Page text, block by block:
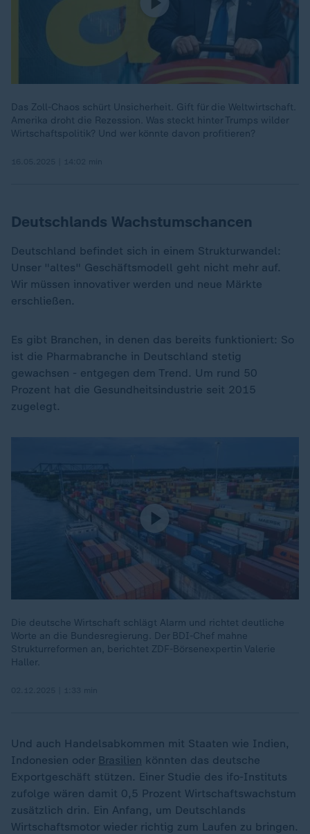
Das Zoll-Chaos schürt Unsicherheit. Gift für die Weltwirtschaft.
Amerika droht die Rezession. Was steckt hinter Trumps wilder
Wirtschaftspolitik? Und wer könnte davon profitieren?
Deutschlands Wachstumschancen
Deutschland befindet sich in einem Strukturwandel:
Unser "altes" Geschäftsmodell geht nicht mehr auf.
Wir müssen innovativer werden und neue Märkte
erschließen.
Es gibt Branchen, in denen das bereits funktioniert: So
ist die Pharmabranche in Deutschland stetig
gewachsen - entgegen dem Trend. Um rund 50
Prozent hat die Gesundheitsindustrie seit 2015
zugelegt.
Die deutsche Wirtschaft schlägt Alarm und richtet deutliche
Worte an die Bundesregierung. Der BDI-Chef mahne
Strukturreformen an, berichtet ZDF-Börsenexpertin Valerie
Haller.
Und auch Handelsabkommen mit Staaten wie Indien,
Indonesien oder Brasilien könnten das deutsche
Exportgeschäft stützen. Einer Studie des ifo-Instituts
zufolge wären damit 0,5 Prozent Wirtschaftswachstum
zusätzlich drin. Ein Anfang, um Deutschlands
Wirtschaftsmotor wieder richtig zum Laufen zu bringen.